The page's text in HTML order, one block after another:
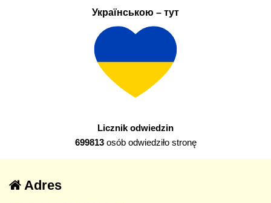
Українською – тут
Licznik odwiedzin
699813osób odwiedziło stronę
Adres